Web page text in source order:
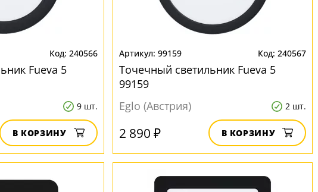
240566
Fueva 5
9 шт.
В КОРЗИНУ
99159 240567
Точечный светильник Fueva 5
99159
Eglo (Австрия)
2 шт.
2 890 ₽ В КОРЗИНУ